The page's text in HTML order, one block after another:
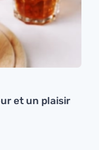
et un plaisir